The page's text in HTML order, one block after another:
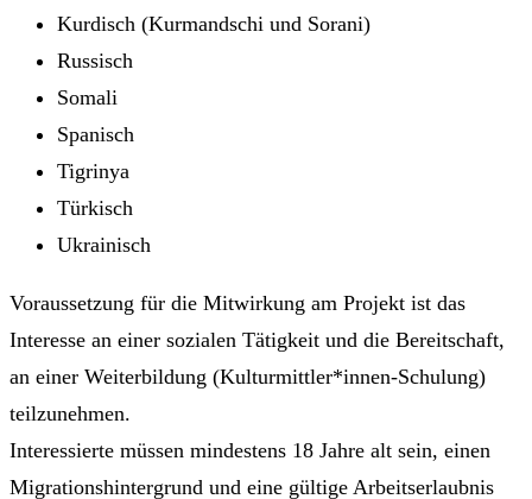
Kurdisch (Kurmandschi und Sorani)
Russisch
Somali
Spanisch
Tigrinya
Türkisch
Ukrainisch
Voraussetzung für die Mitwirkung am Projekt ist das
Interesse an einer sozialen Tätigkeit und die Bereitschaft,
an einer Weiterbildung (Kulturmittler*innen-Schulung)
teilzunehmen.
Interessierte müssen mindestens 18 Jahre alt sein, einen
Migrationshintergrund und eine gültige Arbeitserlaubnis